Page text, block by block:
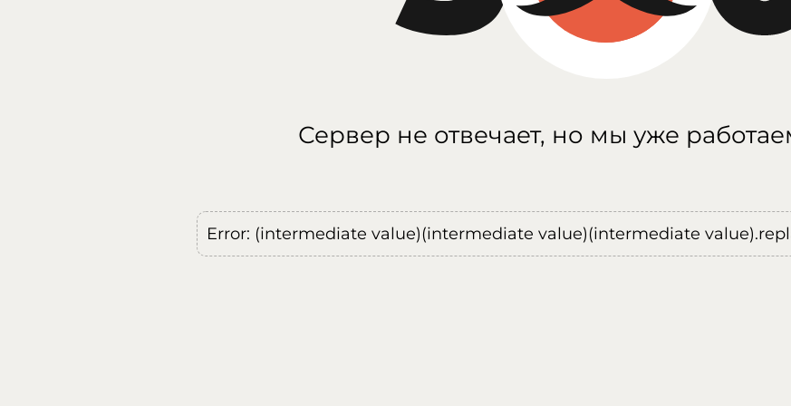
Сервер не отвечает, но мы уже
Error: (intermediate value)(intermediate value)(intermediate